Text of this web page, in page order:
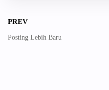
PREV
Posting Lebih Baru